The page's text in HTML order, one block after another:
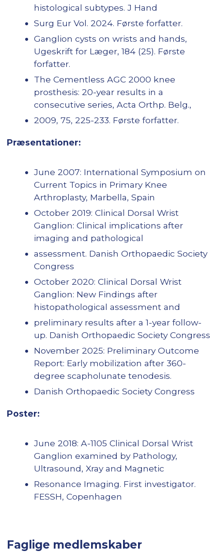
histological subtypes. J Hand
Surg Eur Vol. 2024. Første forfatter.
Ganglion cysts on wrists and hands,
Ugeskrift for Læger, 184 (25). Første
forfatter.
The Cementless AGC 2000 knee
prosthesis: 20-year results in a
consecutive series, Acta Orthp. Belg.,
2009, 75, 225-233. Første forfatter.
Præsentationer:
June 2007: International Symposium on
Current Topics in Primary Knee
Arthroplasty, Marbella, Spain
October 2019: Clinical Dorsal Wrist
Ganglion: Clinical implications after
imaging and pathological
assessment. Danish Orthopaedic Society
Congress
October 2020: Clinical Dorsal Wrist
Ganglion: New Findings after
histopathological assessment and
preliminary results after a 1-year follow-
up. Danish Orthopaedic Society Congress
November 2025: Preliminary Outcome
Report: Early mobilization after 360-
degree scapholunate tenodesis.
Danish Orthopaedic Society Congress
Poster:
June 2018: A-1105 Clinical Dorsal Wrist
Ganglion examined by Pathology,
Ultrasound, Xray and Magnetic
Resonance Imaging. First investigator.
FESSH, Copenhagen
Faglige medlemskaber